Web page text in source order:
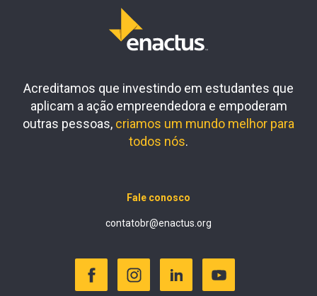
Acreditamos que investindo em estudantes que
aplicam a ação empreendedora e empoderam
outras pessoas, criamos um mundo melhor para
todos nós.
Fale conosco
contatobr@enactus.org